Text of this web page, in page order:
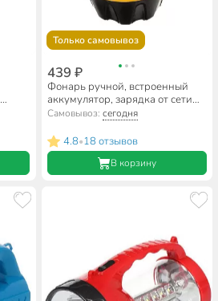
Только самовывоз
439 ₽
Фонарь ручной, встроенный
аккумулятор, зарядка от сети
220 В, пластик, черно-желтый,
15 LED, SPE17194-3
Самовывоз: сегодня
4.8•18 отзывов
В корзину